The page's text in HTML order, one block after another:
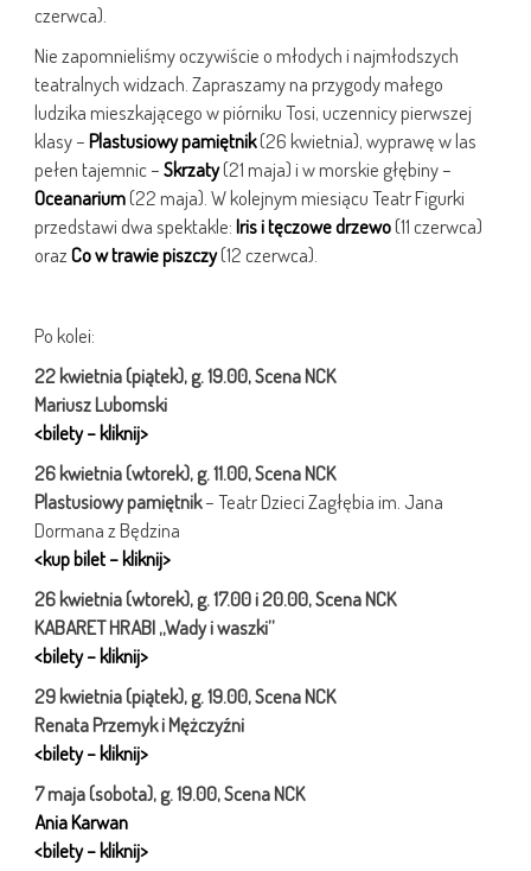
czerwca).
Nie zapomnieliśmy oczywiście o młodych i najmłodszych
teatralnych widzach. Zapraszamy na przygody małego
ludzika mieszkającego w piórniku Tosi, uczennicy pierwszej
klasy –Plastusiowy pamiętnik(26 kwietnia), wyprawę w las
pełen tajemnic –Skrzaty(21 maja) i w morskie głębiny –
Oceanarium(22 maja). W kolejnym miesiącu Teatr Figurki
przedstawi dwa spektakle:Iris i tęczowe drzewo(11 czerwca)
orazCo w trawie piszczy(12 czerwca).
Po kolei:
22 kwietnia (piątek), g. 19.00, Scena NCK
Mariusz Lubomski
<bilety – kliknij>
26 kwietnia (wtorek), g. 11.00, Scena NCK
Plastusiowy pamiętnik– Teatr Dzieci Zagłębia im. Jana
Dormana z Będzina
<kup bilet – kliknij>
26 kwietnia (wtorek), g. 17.00 i 20.00, Scena NCK
KABARET HRABI „Wady i waszki”
<bilety – kliknij>
29 kwietnia (piątek), g. 19.00, Scena NCK
Renata Przemyk i Mężczyźni
<bilety – kliknij>
7 maja (sobota), g. 19.00, Scena NCK
Ania Karwan
<bilety – kliknij>